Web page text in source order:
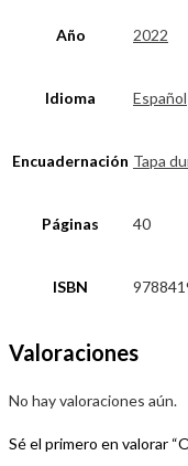
Año 2022
Idioma Español
Encuadernación Tapa
Páginas 40
ISBN
Valoraciones
No hay valoraciones aún.
Sé el primero en valorar